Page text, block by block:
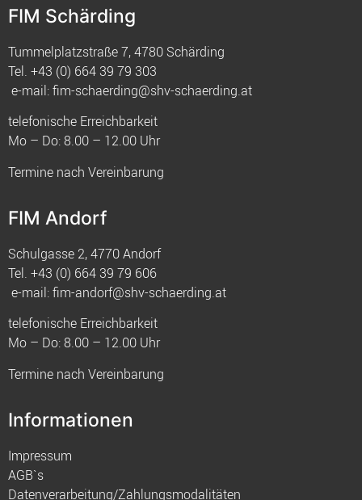
FIM Schärding
Tummelplatzstraße 7, 4780 Schärding
Tel. +43 (0) 664 39 79 303
e-mail:fim-schaerding@shv-schaerding.at
telefonische Erreichbarkeit
Mo – Do: 8.00 – 12.00 Uhr
Termine nach Vereinbarung
FIM Andorf
Schulgasse 2, 4770 Andorf
Tel. +43 (0) 664 39 79 606
e-mail:fim-andorf@shv-schaerding.at
telefonische Erreichbarkeit
Mo – Do: 8.00 – 12.00 Uhr
Termine nach Vereinbarung
Informationen
Impressum
AGB`s
Datenverarbeitung/Zahlungsmodalitäten